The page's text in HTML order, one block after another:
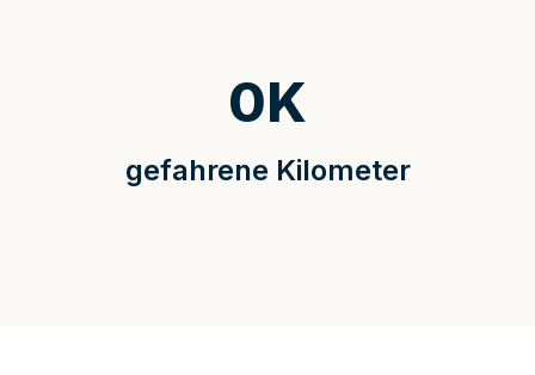
gefahrene Kilometer
0K